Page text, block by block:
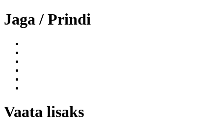
Jaga / Prindi
Vaata lisaks